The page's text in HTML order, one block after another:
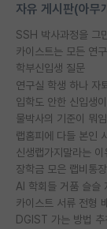
자유 게시판(아무
카이스트는 모든 연
학부신입생 질문
연구실 학생 하나 자
입학도 안한 신입생
물박사의 기준이 뭐
랩홈피에 다들 본인
신생랩가지말라는
장학금 모은 랩비통장
AI 학회들 거품 슬슬
카이스트 서류 전형
DGIST 가는 방법 추